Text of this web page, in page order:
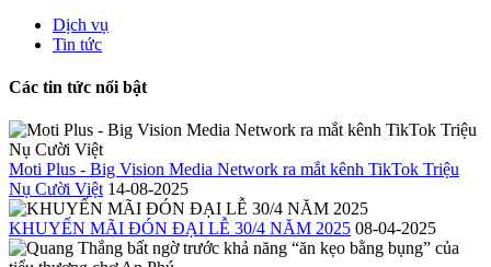
Dịch vụ
Tin tức
Các tin tức nổi bật
Moti Plus - Big Vision Media Network ra mắt kênh TikTok Triệu
Nụ Cười Việt 14-08-2025
KHUYẾN MÃI ĐÓN ĐẠI LỄ 30/4 NĂM 2025 08-04-2025